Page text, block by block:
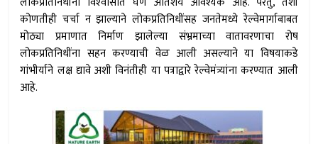
कोणतीही चर्चा न झाल्याने लोकप्रतिनिधींसह जनतेमध्ये रेल्वेमार्गाबाबत
मोठ्या प्रमाणात निर्माण झालेल्या संभ्रमाच्या वातावरणाचा रोष
लोकप्रतिनिधींना सहन करण्याची वेळ आली असल्याने या विषयाकडे
गांभीर्याने लक्ष द्यावे अशी विनंतीही या पत्राद्वारे रेल्वेमंत्र्यांना करण्यात आली
आहे.